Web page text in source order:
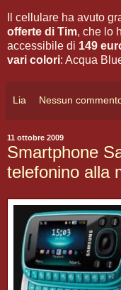
Il cellulare ha avuto
offerte di Tim, che lo
accessibile di 149
vari colori: Acqua
Lia Nessun
11 ottobre 2009
Smartphone
telefonino alla